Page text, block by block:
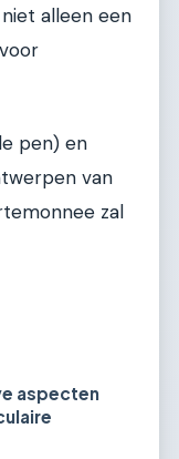
alleen een
pen) en
van
zal
aspecten